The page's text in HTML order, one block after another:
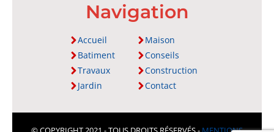
Navigation
Accueil
Batiment
Travaux
Jardin
Maison
Conseils
Construction
Contact